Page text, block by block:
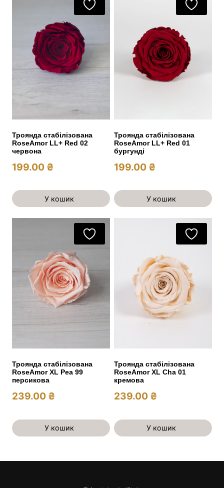
Троянда стабілізована
RoseAmor LL+ Red 02
червона
199.00 ₴
У кошик
Троянда стабілізована
RoseAmor LL+ Red 01
бургунді
199.00 ₴
У кошик
Троянда стабілізована
RoseAmor XL Pea 99
персикова
239.00 ₴
У кошик
Троянда стабілізована
RoseAmor XL Cha 01
кремова
239.00 ₴
У кошик